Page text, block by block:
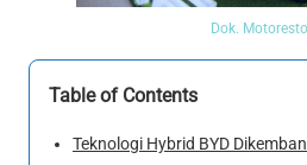
Dok.
Table of Contents
Teknologi Hybrid BYD